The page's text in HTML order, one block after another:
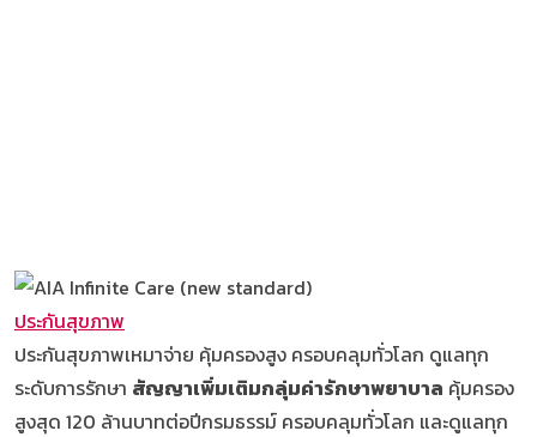
ประกันสุขภาพ
ประกันสุขภาพเหมาจ่าย คุ้มครองสูง ครอบคลุมทั่วโลก ดูแลทุก
ระดับการรักษา สัญญาเพิ่มเติมกลุ่มค่ารักษาพยาบาล คุ้มครอง
สูงสุด 120 ล้านบาทต่อปีกรมธรรม์ ครอบคลุมทั่วโลก และดูแลทุก